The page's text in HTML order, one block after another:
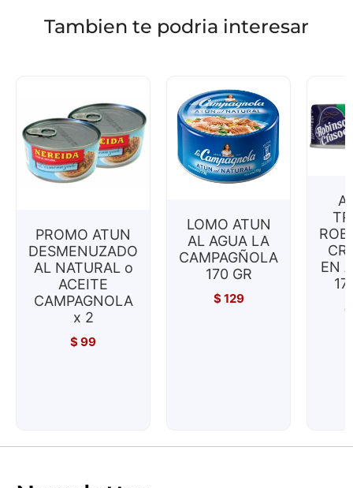
Tambien te podria interesar
PROMO ATUN
DESMENUZADO
AL NATURAL o
ACEITE
CAMPAGNOLA
x 2
$99
LOMO ATUN
AL AGUA LA
CAMPAGÑOLA
170 GR
$129
EN
$